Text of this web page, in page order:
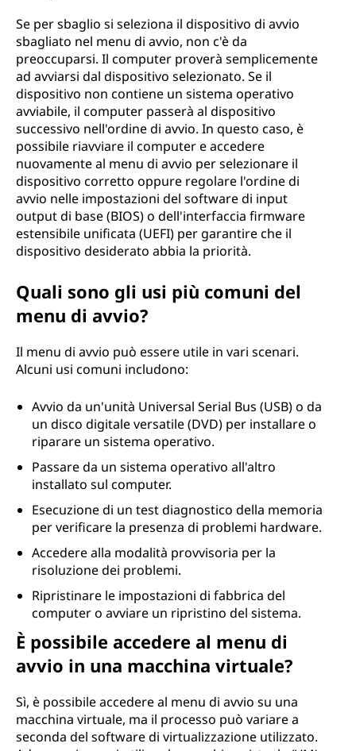
Se per sbaglio si seleziona il dispositivo di avvio
sbagliato nel menu di avvio, non c'è da
preoccuparsi. Il computer proverà semplicemente
ad avviarsi dal dispositivo selezionato. Se il
dispositivo non contiene un sistema operativo
avviabile, il computer passerà al dispositivo
successivo nell'ordine di avvio. In questo caso, è
possibile riavviare il computer e accedere
nuovamente al menu di avvio per selezionare il
dispositivo corretto oppure regolare l'ordine di
avvio nelle impostazioni del software di input
output di base (BIOS) o dell'interfaccia firmware
estensibile unificata (UEFI) per garantire che il
dispositivo desiderato abbia la priorità.
Quali sono gli usi più comuni del
menu di avvio?
Il menu di avvio può essere utile in vari scenari.
Alcuni usi comuni includono:
Avvio da un'unità Universal Serial Bus (USB) o da
un disco digitale versatile (DVD) per installare o
riparare un sistema operativo.
Passare da un sistema operativo all'altro
installato sul computer.
Esecuzione di un test diagnostico della memoria
per verificare la presenza di problemi hardware.
Accedere alla modalità provvisoria per la
risoluzione dei problemi.
Ripristinare le impostazioni di fabbrica del
computer o avviare un ripristino del sistema.
È possibile accedere al menu di
avvio in una macchina virtuale?
Sì, è possibile accedere al menu di avvio su una
macchina virtuale, ma il processo può variare a
seconda del software di virtualizzazione utilizzato.